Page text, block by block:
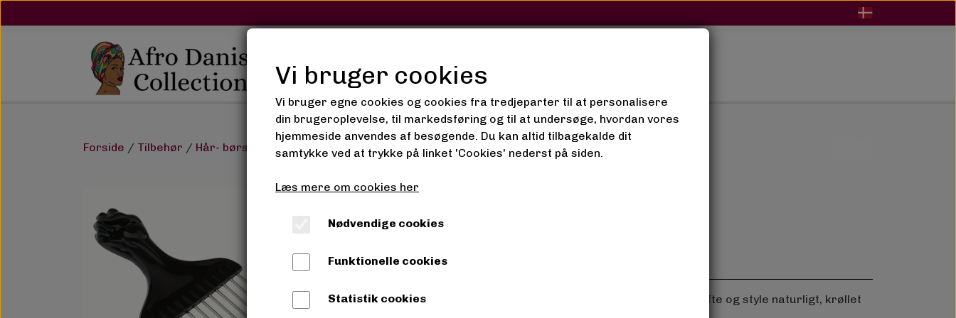
SHOP
Forside Tilbehør Hår- børster, binding og kamme Metal Afro kam
Metal Afro kam
50,00 kr.
Fragt omk. tillægges
Denne afrohårkam med metaltænder er beregnet til at udrede, løfte og style naturligt, krøllet
Vi bruger cookies
Vi bruger egne cookies og cookies fra tredjeparter til at personalisere
din brugeroplevelse, til markedsføring og til at undersøge, hvordan vores
hjemmeside anvendes af besøgende. Du kan altid tilbagekalde dit
samtykke ved at trykke på linket 'Cookies' nederst på siden.
Læs mere om cookies her
Nødvendige cookies
Funktionelle cookies
Statistik cookies